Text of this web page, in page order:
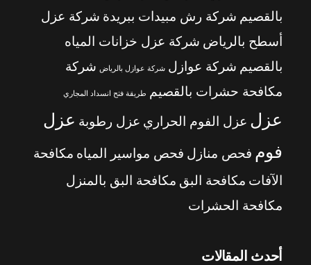
بالقصيم شركة رش مبيدات ببريدة شركة عزل
أسطح بالرياض شركة عزل خزانات المياه
بالقصيم شركة عوازل شركة عوازل بالرياض شركة
مكافحة حشرات بالقصيم طريقة فتح انسداد المجاري
عزل عزل الفوم الحراري عزل رطوبة عزل
فوم فحص منازل فحص مواسير المياه مكافحة
الآفات مكافحة البق مكافحة البق بالمنزل
مكافحة الحشرات
أحدث المقالات